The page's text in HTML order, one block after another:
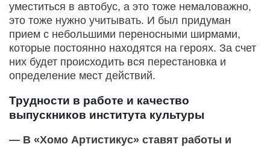
уместиться в автобус, а это тоже немаловажно,
это тоже нужно учитывать. И был придуман
прием с небольшими переносными ширмами,
которые постоянно находятся на героях. За счет
них будет происходить вся перестановка и
определение мест действий.
Трудности в работе и качество
выпускников института культуры
— В «Хомо Артистикус» ставят работы и